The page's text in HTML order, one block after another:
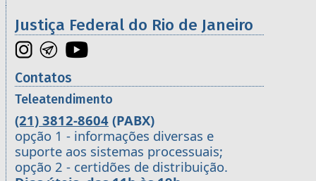
Justiça Federal do Rio de Janeiro
Contatos
Teleatendimento
(21) 3812-8604 (PABX)
opção 1 - informações diversas e
suporte aos sistemas processuais;
opção 2 - certidões de distribuição.